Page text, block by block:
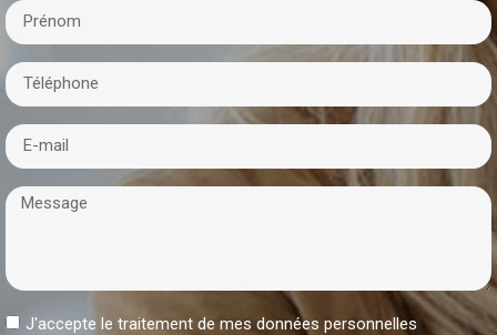
J'accepte le traitement de mes données personnelles